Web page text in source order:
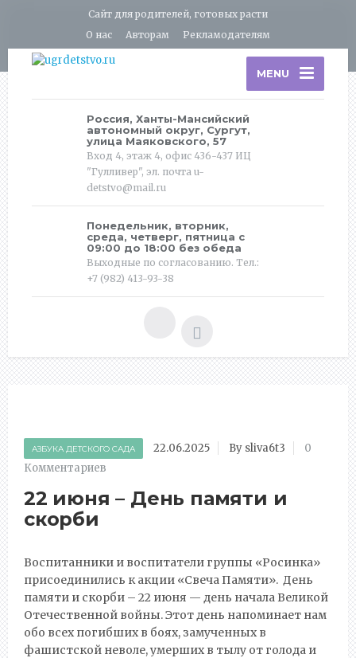
Сайт для родителей, готовых расти
О нас
Авторам Рекламодателям
MENU
Россия, Ханты-Мансийский
автономный округ, Сургут,
улица Маяковского, 57
Вход 4, этаж 4, офис 436-437 ИЦ
"Гулливер", эл. почта u-
detstvo@mail.ru
Понедельник, вторник,
среда, четверг, пятница с
09:00 до 18:00 без обеда
Выходные по согласованию. Тел.:
+7 (982) 413-93-38
АЗБУКА ДЕТСКОГО САДА 22.06.2025 By sliva6t3
0
Комментариев
22 июня – День памяти и
скорби
Воспитанники и воспитатели группы «Росинка»
присоединились к акции «Свеча Памяти». День
памяти и скорби – 22 июня — день начала Великой
Отечественной войны. Этот день напоминает нам
обо всех погибших в боях, замученных в
фашистской неволе, умерших в тылу от голода и